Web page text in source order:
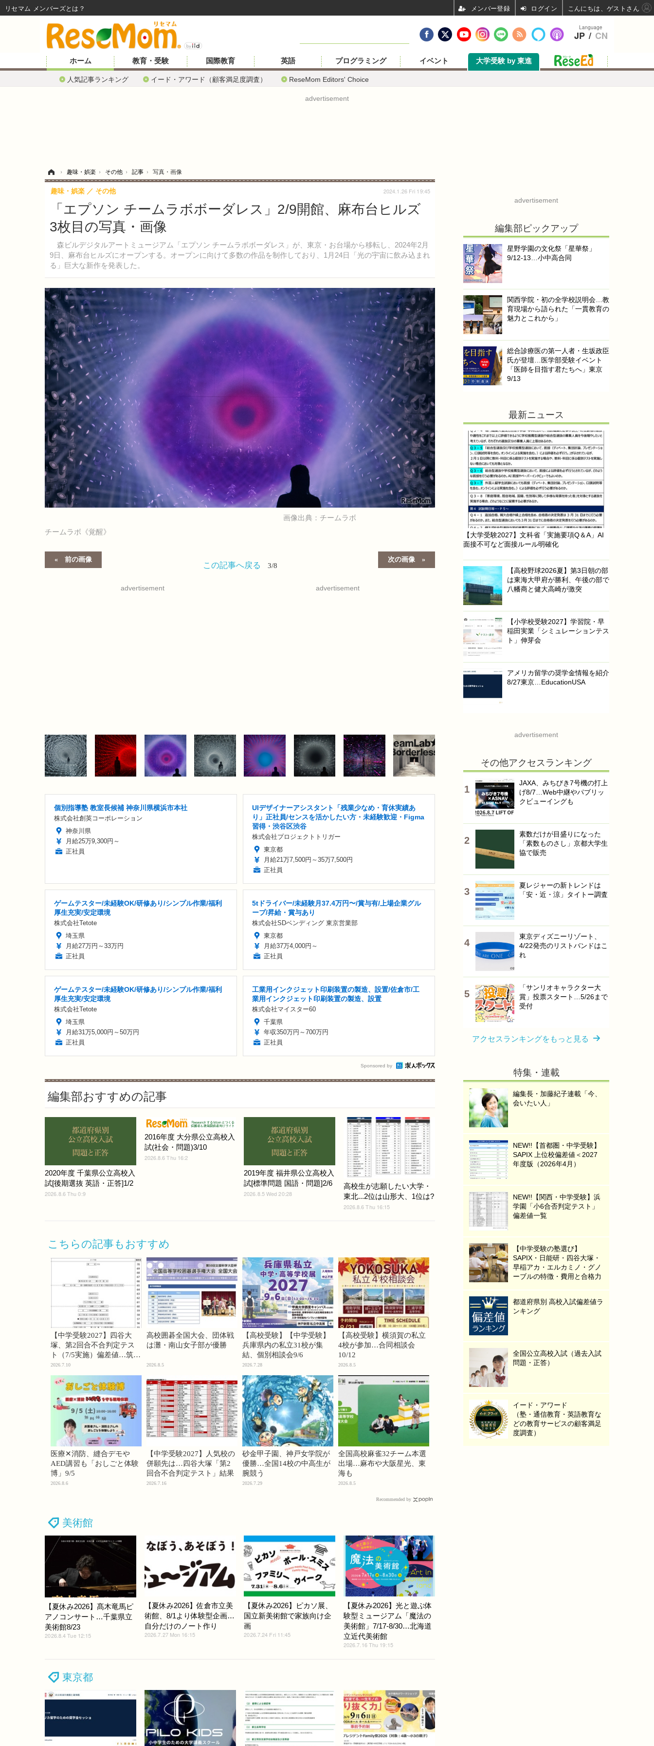
ホーム
人気記事ランキング イード・アワード（顧客満足度調査） ReseMom Editors' Choice
教育・受験 国際教育 英語 プログラミング イベント 大学受験 by 東進
advertisement
› 趣味・娯楽 › その他 › 記事 › 写真・画像
「エプソン チームラボボーダレス」2/9開館、麻布台ヒルズ
3枚目の写真・画像
森ビルデジタルアートミュージアム「エプソン チームラボボーダレス」が、東京・お台場から移転し、2024年2月
9日、麻布台ヒルズにオープンする。オープンに向けて多数の作品を制作しており、1月24日「光の宇宙に飲み込まれ
る」巨大な新作を発表した。
趣味・娯楽 その他 2024.1.26 Fri 19:45
画像出典：チームラボ
チームラボ《覚醒》
前の画像 次の画像
この記事へ戻る 3/8
advertisement advertisement
個別指導塾 教室長候補 神奈川県横浜市本社
株式会社創英コーポレーション
神奈川県
月給25万9,300円～
正社員
UIデザイナーアシスタント「残業少なめ・育休実績あ
り」正社員/センスを活かしたい方・未経験歓迎・Figma
習得・渋谷区渋谷
株式会社プロジェクトトリガー
東京都
月給21万7,500円～35万7,500円
正社員
ゲームテスター/未経験OK/研修あり/シンプル作業/福利
厚生充実/安定環境
株式会社Tetote
埼玉県
月給27万円～33万円
正社員
5tドライバー/未経験月37.4万円〜/賞与有/上場企業グル
ープ/昇給・賞与あり
株式会社SDベンディング 東京営業部
東京都
月給37万4,000円～
正社員
ゲームテスター/未経験OK/研修あり/シンプル作業/福利
厚生充実/安定環境
株式会社Tetote
埼玉県
月給31万5,000円～50万円
正社員
工業用インクジェット印刷装置の製造、設置/佐倉市/工
業用インクジェット印刷装置の製造、設置
株式会社マイスター60
千葉県
年収350万円～700万円
正社員
Sponsored by
編集部おすすめの記事
2020年度 千葉県公立高校入
試[後期選抜 英語・正答]1/2
2026.8.6 Thu 0:9
2016年度 大分県公立高校入
試(社会・問題)3/10
2026.8.6 Thu 16:2
2019年度 福井県公立高校入
試[標準問題 国語・問題]2/6
2026.8.5 Wed 20:28
高校生が志願したい大学・
東北...2位は山形大、1位は?
2026.8.6 Thu 16:15
こちらの記事もおすすめ
【中学受験2027】四谷大
塚、第2回合不合判定テス
ト（7/5実施）偏差値…筑駒
74・桜蔭70＜PR＞
2026.7.10
高校囲碁全国大会、団体戦
は灘・南山女子部が優勝
2026.8.5
【高校受験】【中学受験】
兵庫県内の私立31校が集
結、個別相談会9/6
2026.7.28
【高校受験】横須賀の私立
4校が参加…合同相談会
10/12
2026.8.5
医療✕消防、縫合デモや
AED講習も「おしごと体験
博」9/5
2026.8.6
【中学受験2027】人気校の
併願先は…四谷大塚「第2
回合不合判定テスト」結果
2026.7.16
砂金甲子園、神戸女学院が
優勝…全国14校の中高生が
腕競う
2026.7.29
全国高校麻雀32チーム本選
出場…麻布や大阪星光、東
海も
2026.8.5
Recommended by
美術館
【夏休み2026】髙木竜馬ピ
アノコンサート…千葉県立
美術館8/23
2026.8.4 Tue 12:15
【夏休み2026】佐倉市立美
術館、8/1より体験型企画…
自分だけのノート作り
2026.7.27 Mon 16:15
【夏休み2026】ピカソ展、
国立新美術館で家族向け企
画
2026.7.24 Fri 11:45
【夏休み2026】光と遊ぶ体
験型ミュージアム「魔法の
美術館」7/17-8/30…北海道
立近代美術館
2026.7.16 Thu 19:15
東京都
advertisement
編集部ピックアップ
星野学園の文化祭「星華祭」
9/12-13…小中高合同
関西学院・初の全学校説明会…教
育現場から語られた「一貫教育の
魅力とこれから」
総合診療医の第一人者・生坂政臣
氏が登壇…医学部受験イベント
「医師を目指す君たちへ」東京
9/13
最新ニュース
【大学受験2027】文科省「実施要項Q＆A」AI
面接不可など面接ルール明確化
【高校野球2026夏】第3日朝の部
は東海大甲府が勝利、午後の部で
八幡商と健大高崎が激突
【小学校受験2027】学習院・早
稲田実業「シミュレーションテス
ト」伸芽会
アメリカ留学の奨学金情報を紹介
8/27東京…EducationUSA
advertisement
その他アクセスランキング
JAXA、みちびき7号機の打上
げ8/7…Web中継やパブリッ
クビューイングも
素数だけが目盛りになった
「素数ものさし」京都大学生
協で販売
夏レジャーの新トレンドは
「安・近・涼」タイトー調査
東京ディズニーリゾート、
4/22発売のリストバンドはこ
れ
「サンリオキャラクター大
賞」投票スタート…5/26まで
受付
アクセスランキングをもっと見る
特集・連載
編集長・加藤紀子連載「今、
会いたい人」
NEW!!【首都圏・中学受験】
SAPIX 上位校偏差値＜2027
年度版（2026年4月）
NEW!!【関西・中学受験】浜
学園「小6合否判定テスト」
偏差値一覧
【中学受験の塾選び】
SAPIX・日能研・四谷大塚・
早稲アカ・エルカミノ・グノ
ーブルの特徴・費用と合格力
都道府県別 高校入試偏差値ラ
ンキング
全国公立高校入試（過去入試
問題・正答）
イード・アワード
（塾・通信教育・英語教育な
どの教育サービスの顧客満足
度調査）
Language
JP / CN
リセマム メンバーズ ログイン こんにちは、ゲストさん